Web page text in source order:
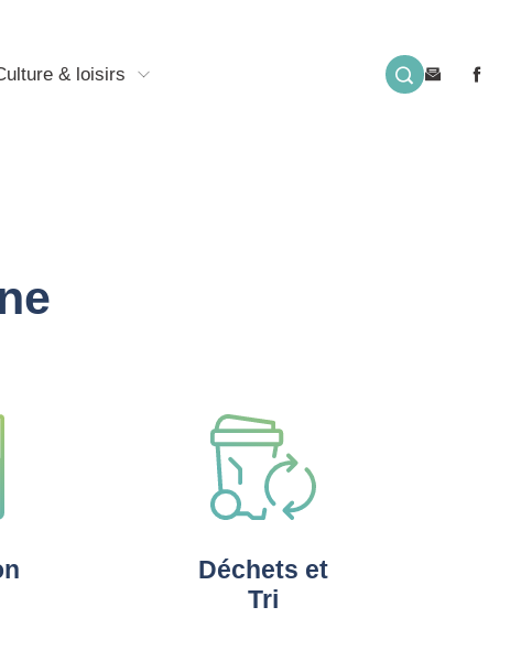
& loisirs
Déchets et
Tri